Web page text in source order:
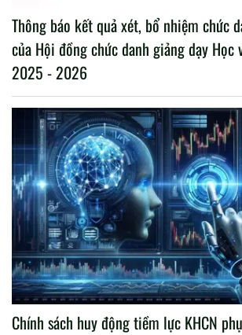
Thông báo kết quả xét, bổ nhiệm chức
của Hội đồng chức danh giảng dạy Học
2025 - 2026
Chính sách huy động tiềm lực KHCN